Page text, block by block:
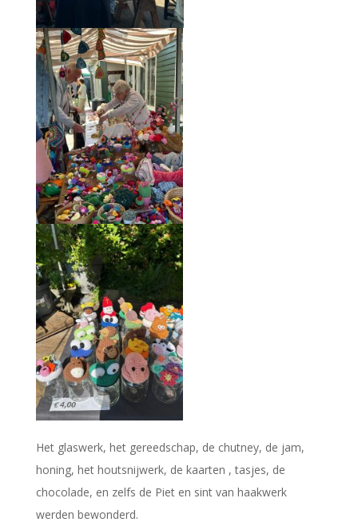
Het glaswerk, het gereedschap, de chutney, de jam,
honing, het houtsnijwerk, de kaarten , tasjes, de
chocolade, en zelfs de Piet en sint van haakwerk
werden bewonderd.